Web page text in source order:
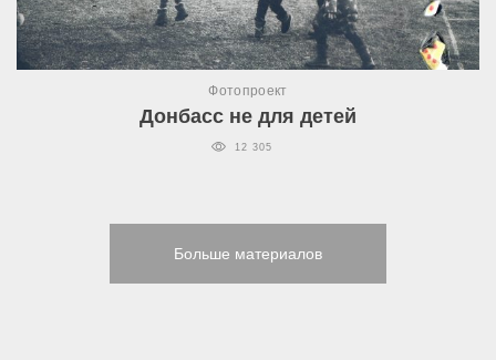
Фотопроект
Донбасс не для детей
12 305
Больше материалов